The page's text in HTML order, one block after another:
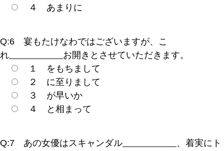
４ あまりに
Q:6 宴もたけなわではございますが、こ
れ
お開きとさせていただきます。
１ をもちまして
２ に至りまして
３ が早いか
４ と相まって
Q:7 あの女優はスキャンダル
、着実にト